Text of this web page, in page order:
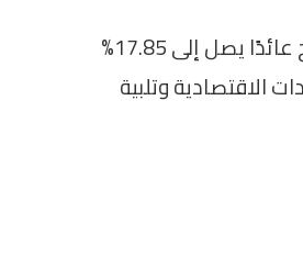
كما أطلق البنك دورية صرف جديدة للشهادة ربع السنوية التي تتيح عائدًا يصل إلى 17.85%
الاقتصادية وتلبية